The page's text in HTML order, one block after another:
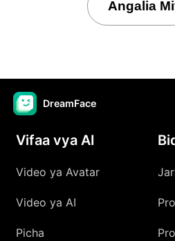
Angalia
DreamFace
Vifaa vya AI
Video ya Avatar
Video ya AI
Picha